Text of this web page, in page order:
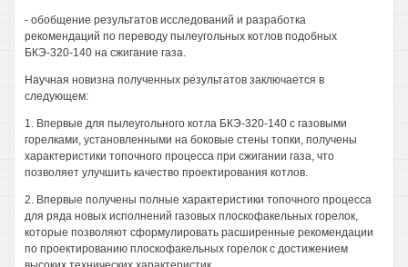
- обобщение результатов исследований и разработка
рекомендаций по переводу пылеугольных котлов подобных
БКЭ-320-140 на сжигание газа.
Научная новизна полученных результатов заключается в
следующем:
1. Впервые для пылеугольного котла БКЭ-320-140 с газовыми
горелками, установленными на боковые стены топки, получены
характеристики топочного процесса при сжигании газа, что
позволяет улучшить качество проектирования котлов.
2. Впервые получены полные характеристики топочного процесса
для ряда новых исполнений газовых плоскофакельных горелок,
которые позволяют сформулировать расширенные рекомендации
по проектированию плоскофакельных горелок с достижением